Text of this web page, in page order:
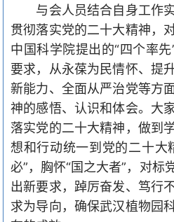
与会人员结合自身工作
贯彻落实党的二十大精神，
中国科学院提出的“四个率
要求，从永葆为民情怀、提
新能力、全面从严治党等方
神的感悟、认识和体会。大
落实党的二十大精神，做到
想和行动统一到党的二十大
必”，胸怀“国之大者”，对标
出新要求，踔厉奋发、笃行
求为导向，确保武汉植物园